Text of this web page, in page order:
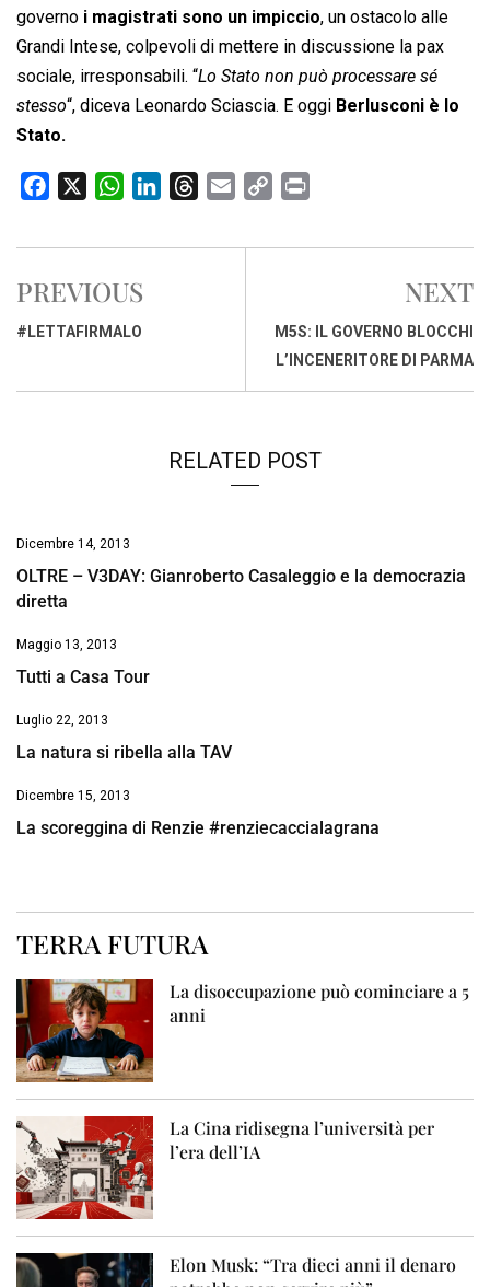
governo i magistrati sono un impiccio, un ostacolo alle
Grandi Intese, colpevoli di mettere in discussione la pax
sociale, irresponsabili. “Lo Stato non può processare sé
stesso“, diceva Leonardo Sciascia. E oggi Berlusconi è lo
Stato.
c
b
o
W
a
s
A
n
r
a
p
i
n
i
PREVIOUS
#LETTAFIRMALO
NEXT
M5S: IL GOVERNO BLOCCHI
L’INCENERITORE DI PARMA
RELATED POST
Dicembre 14, 2013
OLTRE – V3DAY: Gianroberto Casaleggio e la democrazia
diretta
Maggio 13, 2013
Tutti a Casa Tour
Luglio 22, 2013
La natura si ribella alla TAV
Dicembre 15, 2013
La scoreggina di Renzie #renziecaccialagrana
TERRA FUTURA
La disoccupazione può cominciare a 5
anni
La Cina ridisegna l’università per
l’era dell’IA
Elon Musk: “Tra dieci anni il denaro